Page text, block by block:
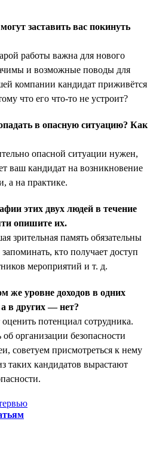
заставить вас покинуть
работы важна для нового
и возможные поводы для
компании кандидат приживётся
что его что-то не устроит?
в опасную ситуацию? Как
опасной ситуации нужен,
ваш кандидат на возникновение
а на практике.
этих двух людей в течение
опишите их.
зрительная память обязательны
кто получает доступ
мероприятий и т. д.
же уровне доходов в одних
в других — нет?
потенциал сотрудника.
организации безопасности
советуем присмотреться к нему
таких кандидатов вырастают